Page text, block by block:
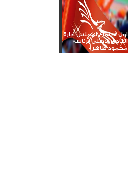
اول اجتماع لمجلس ادارة
النادى الاهلى برئاسة
محمود طاهر_0